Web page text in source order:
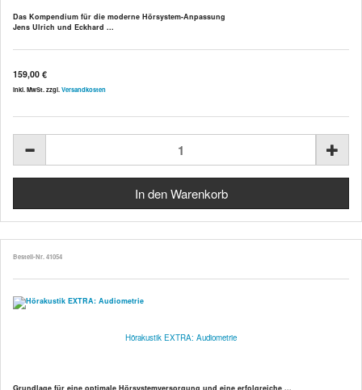
Das Kompendium für die moderne Hörsystem-Anpassung
Jens Ulrich und Eckhard ...
159,00 €
inkl. MwSt. zzgl. Versandkosten
Bestell-Nr. 41054
Hörakustik EXTRA: Audiometrie
Grundlage für eine optimale Hörsystemversorgung und eine erfolgreiche ...